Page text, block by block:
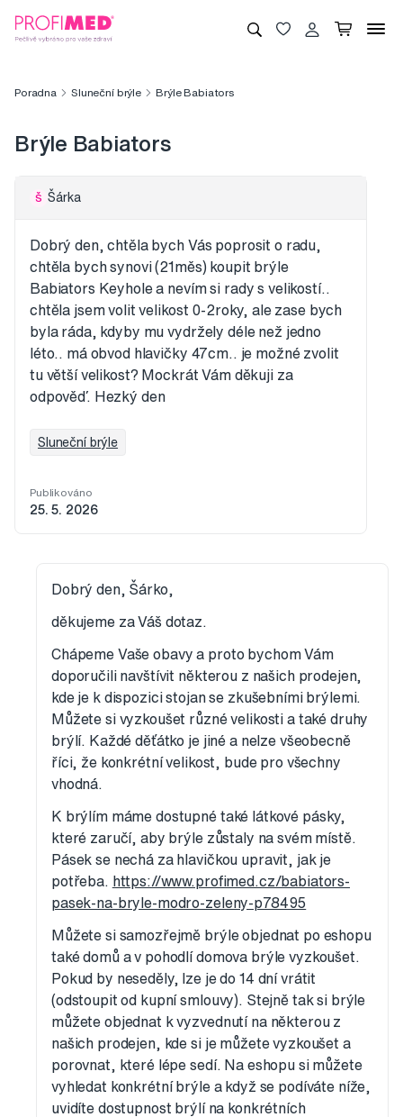
Poradna Sluneční brýle Brýle Babiators
Brýle Babiators
Š Šárka
Dobrý den, chtěla bych Vás poprosit o radu,
chtěla bych synovi (21měs) koupit brýle
Babiators Keyhole a nevím si rady s velikostí..
chtěla jsem volit velikost 0-2roky, ale zase bych
byla ráda, kdyby mu vydržely déle než jedno
léto.. má obvod hlavičky 47cm.. je možné zvolit
tu větší velikost? Mockrát Vám děkuji za
odpověď. Hezký den
Sluneční brýle
Publikováno
25. 5. 2026
Dobrý den, Šárko,
děkujeme za Váš dotaz.
Chápeme Vaše obavy a proto bychom Vám
doporučili navštívit některou z našich prodejen,
kde je k dispozici stojan se zkušebními brýlemi.
Můžete si vyzkoušet různé velikosti a také druhy
brýlí. Každé děťátko je jiné a nelze všeobecně
říci, že konkrétní velikost, bude pro všechny
vhodná.
K brýlím máme dostupné také látkové pásky,
které zaručí, aby brýle zůstaly na svém místě.
Pásek se nechá za hlavičkou upravit, jak je
potřeba. https://www.profimed.cz/babiators-
pasek-na-bryle-modro-zeleny-p78495
Můžete si samozřejmě brýle objednat po eshopu
také domů a v pohodlí domova brýle vyzkoušet.
Pokud by neseděly, lze je do 14 dní vrátit
(odstoupit od kupní smlouvy). Stejně tak si brýle
můžete objednat k vyzvednutí na některou z
našich prodejen, kde si je můžete vyzkoušet a
porovnat, které lépe sedí. Na eshopu si můžete
vyhledat konkrétní brýle a když se podíváte níže,
uvidíte dostupnost brýlí na konkrétních